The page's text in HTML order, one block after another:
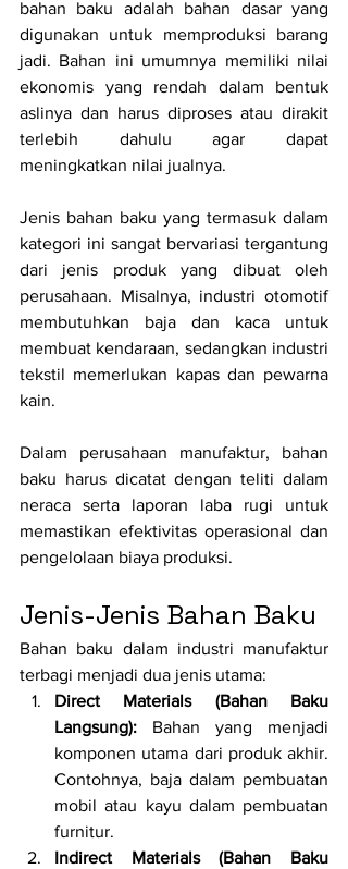
bahan baku adalah bahan dasar yang
digunakan untuk memproduksi barang
jadi. Bahan ini umumnya memiliki nilai
ekonomis yang rendah dalam bentuk
aslinya dan harus diproses atau dirakit
terlebih dahulu agar dapat
meningkatkan nilai jualnya.
Jenis bahan baku yang termasuk dalam
kategori ini sangat bervariasi tergantung
dari jenis produk yang dibuat oleh
perusahaan. Misalnya, industri otomotif
membutuhkan baja dan kaca untuk
membuat kendaraan, sedangkan industri
tekstil memerlukan kapas dan pewarna
kain.
Dalam perusahaan manufaktur, bahan
baku harus dicatat dengan teliti dalam
neraca serta laporan laba rugi untuk
memastikan efektivitas operasional dan
pengelolaan biaya produksi.
Jenis-Jenis Bahan Baku
Bahan baku dalam industri manufaktur
terbagi menjadi dua jenis utama:
Direct Materials (Bahan Baku
Langsung): Bahan yang menjadi
komponen utama dari produk akhir.
Contohnya, baja dalam pembuatan
mobil atau kayu dalam pembuatan
furnitur.
Indirect Materials (Bahan Baku